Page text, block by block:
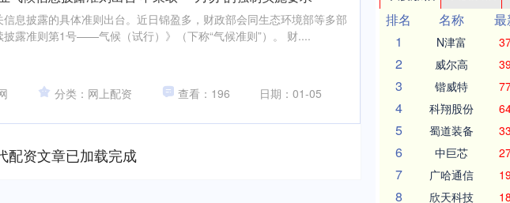
息披露的具体准则出台。近日锦盈多，财政部会同生态环境部等多部
披露准则第1号——气候（试行）》（下称“气候准则”）。 财....
分类：网上配资 查看：196 日期：01-05
配资文章已加载完成
排名
名称 最
1
N津富
2 威尔高
3 锴威特
4 科翔股份
5 蜀道装备
6 中巨芯
7 广哈通信
8 欣天科技